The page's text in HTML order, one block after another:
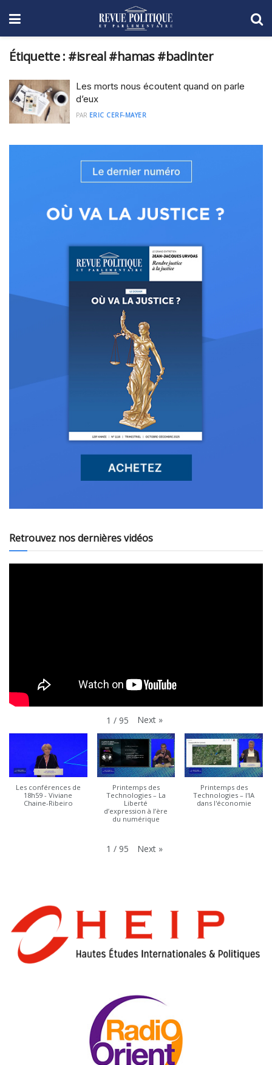
Étiquette : #isreal #hamas #badinter
Les morts nous écoutent quand on parle
d’eux
PAR ERIC CERF-MAYER
Retrouvez nos dernières vidéos
1 / 95 Next »
Les conférences de
18h59 - Viviane
Chaine-Ribeiro
Printemps des
Technologies – La
Liberté
d’expression à l’ère
du numérique
Printemps des
Technologies – l'IA
dans l'économie
1 / 95 Next »